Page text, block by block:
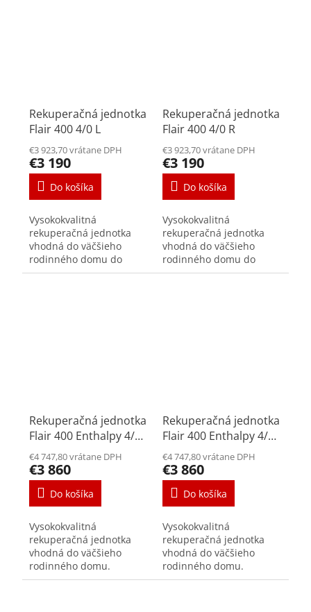
Rekuperačná jednotka
Flair 400 4/0 L
€3 923,70 vrátane DPH
€3 190
Do košíka
Vysokokvalitná
rekuperačná jednotka
vhodná do väčšieho
rodinného domu do
230m2, bytu či do
Rekuperačná jednotka
Flair 400 4/0 R
€3 923,70 vrátane DPH
€3 190
Do košíka
Vysokokvalitná
rekuperačná jednotka
vhodná do väčšieho
rodinného domu do
230m2, bytu či do
Rekuperačná jednotka
Flair 400 Enthalpy 4/0
L
€4 747,80 vrátane DPH
€3 860
Do košíka
Vysokokvalitná
rekuperačná jednotka
vhodná do väčšieho
rodinného domu.
Maximálny komfort
Rekuperačná jednotka
Flair 400 Enthalpy 4/0
R
€4 747,80 vrátane DPH
€3 860
Do košíka
Vysokokvalitná
rekuperačná jednotka
vhodná do väčšieho
rodinného domu.
Maximálny komfort